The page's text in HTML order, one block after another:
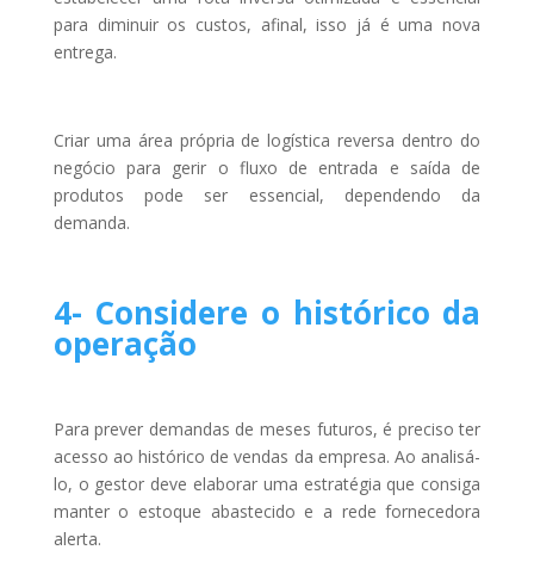
para diminuir os custos, afinal, isso já é uma nova
entrega.
Criar uma área própria de logística reversa dentro do
negócio para gerir o fluxo de entrada e saída de
produtos pode ser essencial, dependendo da
demanda.
4- Considere o histórico da
operação
Para prever demandas de meses futuros, é preciso ter
acesso ao histórico de vendas da empresa. Ao analisá-
lo, o gestor deve elaborar uma estratégia que consiga
manter o estoque abastecido e a rede fornecedora
alerta.